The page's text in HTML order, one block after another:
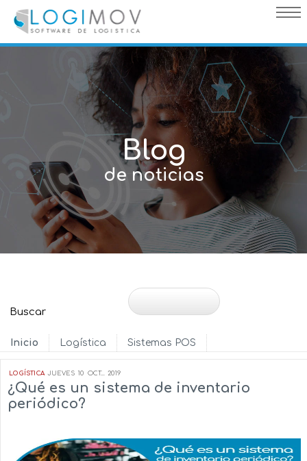
query failed, Table 'nwproject5_logimov.preload_images' doesn't
exist::SQL Query: /*qc=on*/ select * from preload_images where
pagina=15
Blog
de noticias
Inicio Logística Sistemas POS
LOGÍSTICA JUEVES 10 OCT... 2019
¿Qué es un sistema de inventario
periódico?